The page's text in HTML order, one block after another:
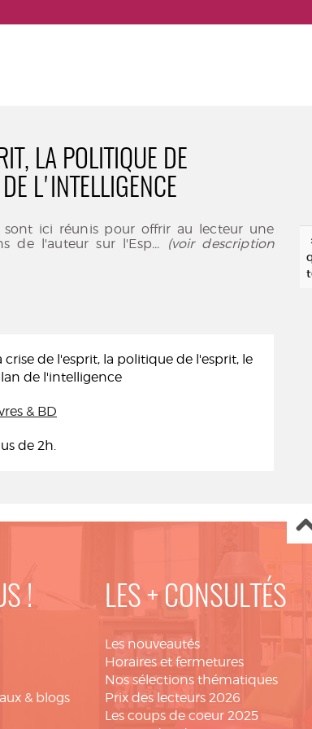
LA POLITIQUE DE
L'INTELLIGENCE
sont ici réunis pour offrir au lecteur une
de l'auteur sur l'Esp... (voir description
crise de l'esprit, la politique de l'esprit, le
de l'intelligence
& BD
de 2h.
!
& blogs
LES + CONSULTÉS
Les nouveautés
Horaires et fermetures
Nos sélections thématiques
Prix des lecteurs 2026
Les coups de coeur 2025